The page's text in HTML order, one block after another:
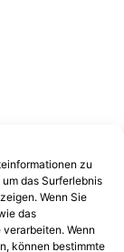
zu
das Surferlebnis
Wenn Sie
das
Wenn
können bestimmte